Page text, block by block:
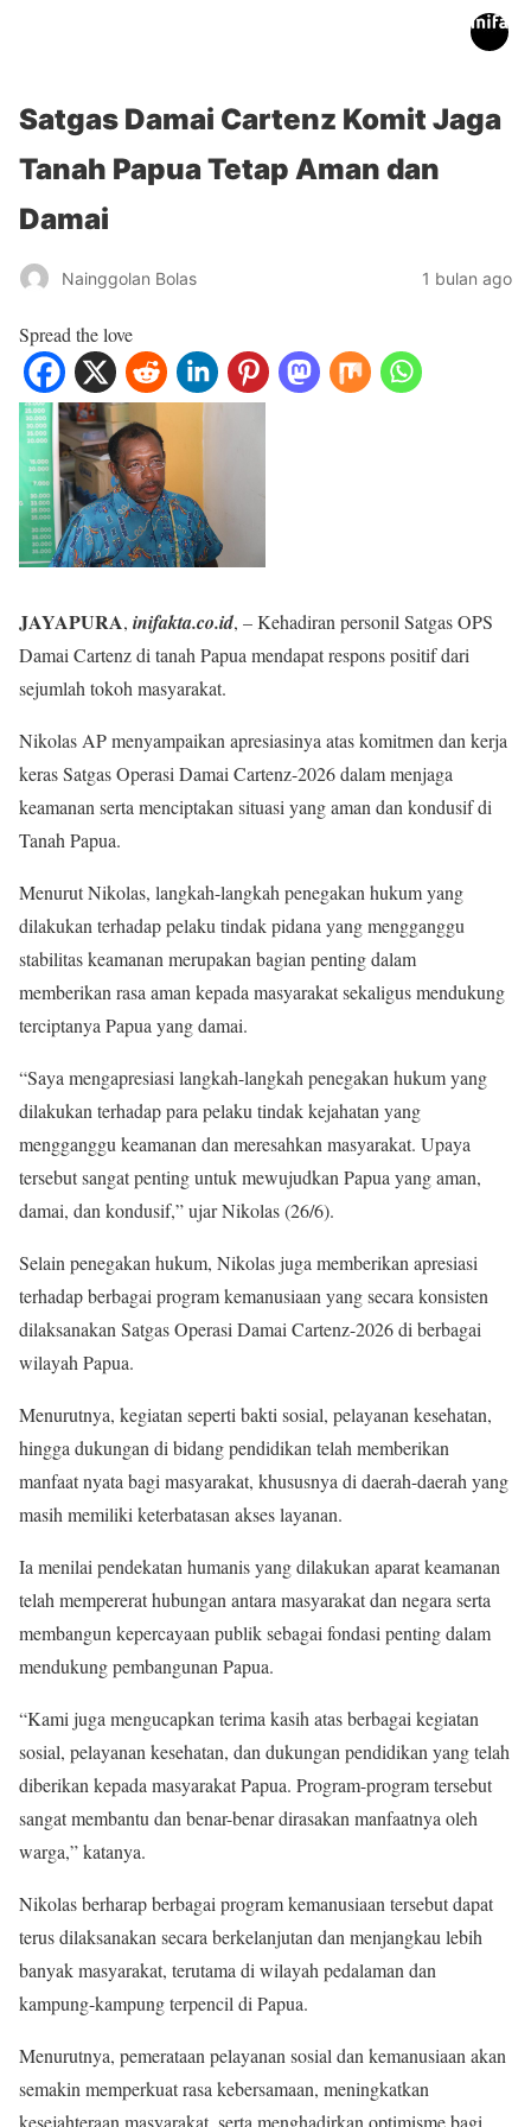
Satgas Damai Cartenz Komit Jaga
Tanah Papua Tetap Aman dan
Damai
Nainggolan Bolas 1 bulan ago
Spread the love
JAYAPURA, inifakta.co.id, – Kehadiran personil Satgas OPS
Damai Cartenz di tanah Papua mendapat respons positif dari
sejumlah tokoh masyarakat.
Nikolas AP menyampaikan apresiasinya atas komitmen dan kerja
keras Satgas Operasi Damai Cartenz-2026 dalam menjaga
keamanan serta menciptakan situasi yang aman dan kondusif di
Tanah Papua.
Menurut Nikolas, langkah-langkah penegakan hukum yang
dilakukan terhadap pelaku tindak pidana yang mengganggu
stabilitas keamanan merupakan bagian penting dalam
memberikan rasa aman kepada masyarakat sekaligus mendukung
terciptanya Papua yang damai.
“Saya mengapresiasi langkah-langkah penegakan hukum yang
dilakukan terhadap para pelaku tindak kejahatan yang
mengganggu keamanan dan meresahkan masyarakat. Upaya
tersebut sangat penting untuk mewujudkan Papua yang aman,
damai, dan kondusif,” ujar Nikolas (26/6).
Selain penegakan hukum, Nikolas juga memberikan apresiasi
terhadap berbagai program kemanusiaan yang secara konsisten
dilaksanakan Satgas Operasi Damai Cartenz-2026 di berbagai
wilayah Papua.
Menurutnya, kegiatan seperti bakti sosial, pelayanan kesehatan,
hingga dukungan di bidang pendidikan telah memberikan
manfaat nyata bagi masyarakat, khususnya di daerah-daerah yang
masih memiliki keterbatasan akses layanan.
Ia menilai pendekatan humanis yang dilakukan aparat keamanan
telah mempererat hubungan antara masyarakat dan negara serta
membangun kepercayaan publik sebagai fondasi penting dalam
mendukung pembangunan Papua.
“Kami juga mengucapkan terima kasih atas berbagai kegiatan
sosial, pelayanan kesehatan, dan dukungan pendidikan yang telah
diberikan kepada masyarakat Papua. Program-program tersebut
sangat membantu dan benar-benar dirasakan manfaatnya oleh
warga,” katanya.
Nikolas berharap berbagai program kemanusiaan tersebut dapat
terus dilaksanakan secara berkelanjutan dan menjangkau lebih
banyak masyarakat, terutama di wilayah pedalaman dan
kampung-kampung terpencil di Papua.
Menurutnya, pemerataan pelayanan sosial dan kemanusiaan akan
semakin memperkuat rasa kebersamaan, meningkatkan
kesejahteraan masyarakat, serta menghadirkan optimisme bagi